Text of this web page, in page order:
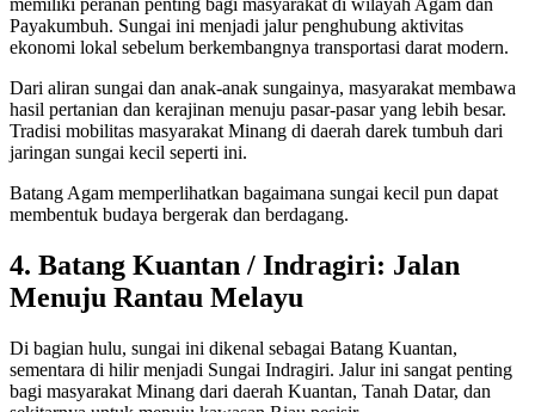
memiliki peranan penting bagi masyarakat di wilayah Agam dan
Payakumbuh. Sungai ini menjadi jalur penghubung aktivitas
ekonomi lokal sebelum berkembangnya transportasi darat modern.
Dari aliran sungai dan anak-anak sungainya, masyarakat membawa
hasil pertanian dan kerajinan menuju pasar-pasar yang lebih besar.
Tradisi mobilitas masyarakat Minang di daerah darek tumbuh dari
jaringan sungai kecil seperti ini.
Batang Agam memperlihatkan bagaimana sungai kecil pun dapat
membentuk budaya bergerak dan berdagang.
4. Batang Kuantan / Indragiri: Jalan
Menuju Rantau Melayu
Di bagian hulu, sungai ini dikenal sebagai Batang Kuantan,
sementara di hilir menjadi Sungai Indragiri. Jalur ini sangat penting
bagi masyarakat Minang dari daerah Kuantan, Tanah Datar, dan